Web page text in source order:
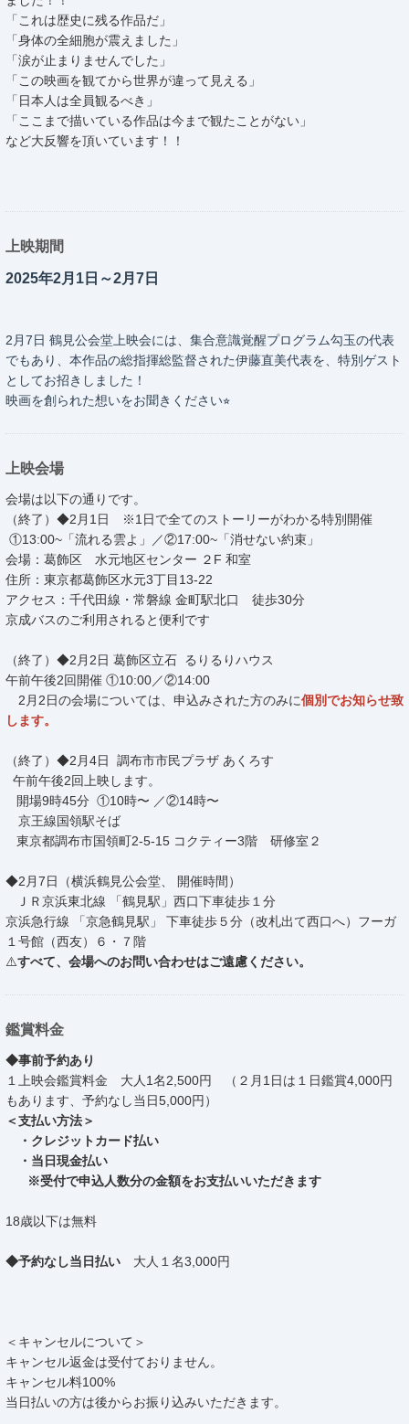
「これは歴史に残る作品だ」
「身体の全細胞が震えました」
「涙が止まりませんでした」
「この映画を観てから世界が違って見える」
「日本人は全員観るべき」
「ここまで描いている作品は今まで観たことがない」
など大反響を頂いています！！
上映期間
2025年2月1日～2月7日
2月7日 鶴見公会堂上映会には、集合意識覚醒プログラム勾玉の代表
でもあり、本作品の総指揮総監督された伊藤直美代表を、特別ゲスト
としてお招きしました！
映画を創られた想いをお聞きください⭐︎
上映会場
会場は以下の通りです。
（終了）◆2月1日 ※1日で全てのストーリーがわかる特別開催
①13:00~「流れる雲よ」／②17:00~「消せない約束」
会場：葛飾区 水元地区センター ２F 和室
住所：東京都葛飾区水元3丁目13-22
アクセス：千代田線・常磐線 金町駅北口 徒歩30分
京成バスのご利用されると便利です
（終了）◆2月2日 葛飾区立石 るりるりハウス
午前午後2回開催 ①10:00／②14:00
2月2日の会場については、申込みされた方のみに個別でお知らせ致
します。
（終了）◆2月4日 調布市市民プラザ あくろす
午前午後2回上映します。
開場9時45分 ①10時〜 ／②14時〜
京王線国領駅そば
東京都調布市国領町2-5-15 コクティー3階 研修室２
◆2月7日（横浜鶴見公会堂、 開催時間）
ＪＲ京浜東北線 「鶴見駅」西口下車徒歩１分
京浜急行線 「京急鶴見駅」 下車徒歩５分（改札出て西口へ）フーガ
１号館（西友）６・７階
⚠️すべて、会場へのお問い合わせはご遠慮ください。
鑑賞料金
◆事前予約あり
１上映会鑑賞料金 大人1名2,500円 （２月1日は１日鑑賞4,000円
もあります、予約なし当日5,000円）
＜支払い方法＞
・クレジットカード払い
・当日現金払い
※受付で申込人数分の金額をお支払いいただきます
18歳以下は無料
◆予約なし当日払い 大人１名3,000円
＜キャンセルについて＞
キャンセル返金は受付ておりません。
キャンセル料100%
当日払いの方は後からお振り込みいただきます。